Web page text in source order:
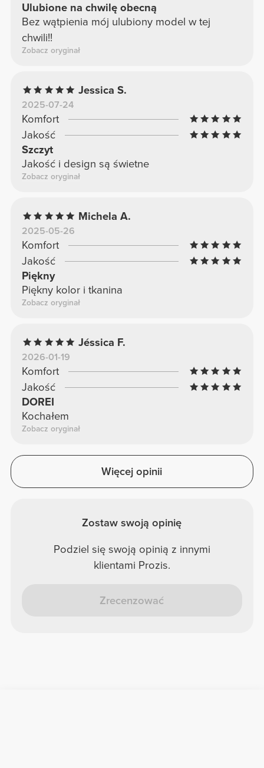
Ulubione na chwilę obecną
Bez wątpienia mój ulubiony model w tej
chwili!!
Zobacz oryginał
Jessica S.
2025-07-24
Komfort
Jakość
Szczyt
Jakość i design są świetne
Zobacz oryginał
Michela A.
2025-05-26
Komfort
Jakość
Piękny
Piękny kolor i tkanina
Zobacz oryginał
Jéssica F.
2026-01-19
Komfort
Jakość
DOREI
Kochałem
Zobacz oryginał
Więcej opinii
Zostaw swoją opinię
Podziel się swoją opinią z innymi
klientami Prozis.
Zrecenzować